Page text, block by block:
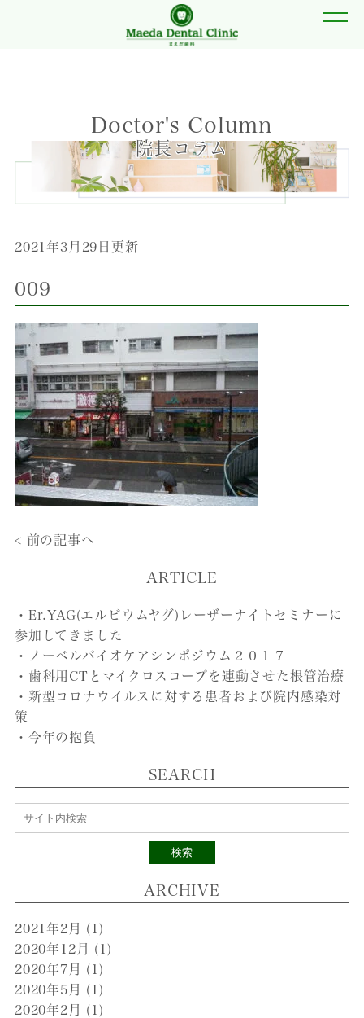
Doctor's Column
院長コラム
2021年3月29日更新
009
< 前の記事へ
ARTICLE
・Er.YAG(エルビウムヤグ)レーザーナイトセミナーに
参加してきました
・ノーベルバイオケアシンポジウム２０１７
・歯科用CTとマイクロスコープを連動させた根管治療
・新型コロナウイルスに対する患者および院内感染対
策
・今年の抱負
SEARCH
検索
ARCHIVE
2021年2月 (1)
2020年12月 (1)
2020年7月 (1)
2020年5月 (1)
2020年2月 (1)